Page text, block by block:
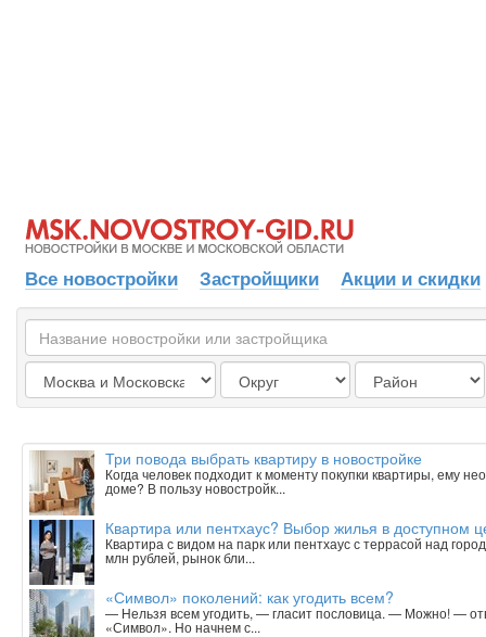
Все новостройки Застройщики Акции и скидки
Три повода выбрать квартиру в новостройке
Когда человек подходит к моменту покупки квартиры, ему
доме? В пользу новостройк...
Квартира или пентхаус? Выбор жилья в доступном
Квартира с видом на парк или пентхаус с террасой над
млн рублей, рынок бли...
«Символ» поколений: как угодить всем?
— Нельзя всем угодить, — гласит пословица. — Можно! —
«Символ». Но начнем с...